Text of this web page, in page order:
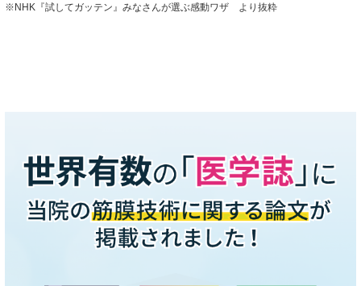
※NHK『試してガッテン』みなさんが選ぶ感動ワザ より抜粋